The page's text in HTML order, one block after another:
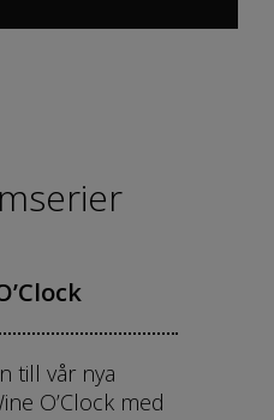
till vår nya
O’Clock med